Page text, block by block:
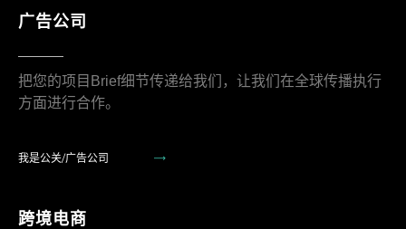
广告公司
把您的项目Brief细节传递给我们，让我们在全球传播执行
方面进行合作。
我是公关/广告公司
跨境电商